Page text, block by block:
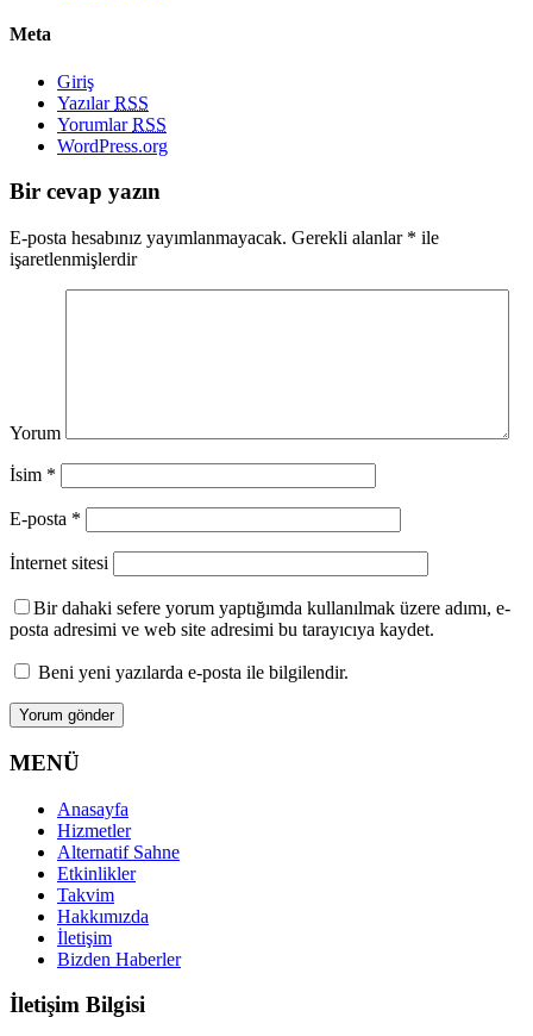
Meta
Giriş
YazılarRSS
YorumlarRSS
WordPress.org
Bir cevap yazın
E-posta hesabınız yayımlanmayacak. Gerekli alanlar * ile
işaretlenmişlerdir
Yorum
İsim *
E-posta *
İnternet sitesi
Bir dahaki sefere yorum yaptığımda kullanılmak üzere adımı, e-
posta adresimi ve web site adresimi bu tarayıcıya kaydet.
Beni yeni yazılarda e-posta ile bilgilendir.
MENÜ
Anasayfa
Hizmetler
Alternatif Sahne
Etkinlikler
Takvim
Hakkımızda
İletişim
Bizden Haberler
İletişim Bilgisi